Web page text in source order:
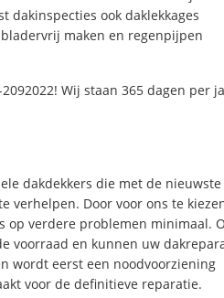
dakinspecties ook daklekkages
maken en regenpijpen
Wij staan 365 dagen per
dakdekkers die met de nieuwste
verhelpen. Door voor ons te
op verdere problemen minimaal.
voorraad en kunnen uw
wordt eerst een noodvoorziening
voor de definitieve reparatie.